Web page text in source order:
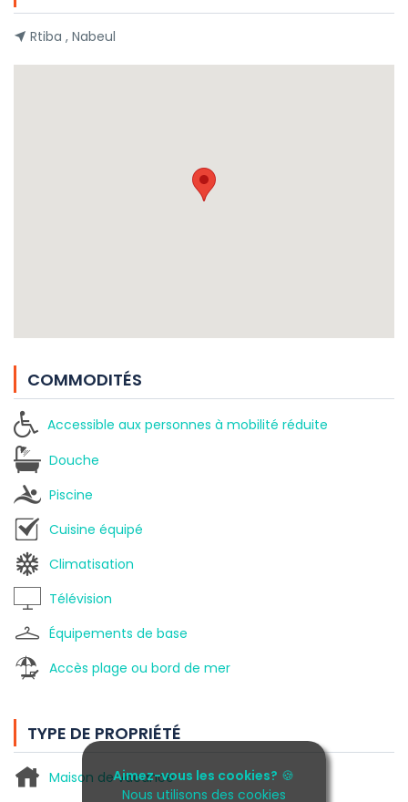
Aimez-vous les cookies? 🍪
Nous utilisons des cookies
Rtiba , Nabeul
COMMODITÉS
Accessible aux personnes à mobilité réduite
Douche
Piscine
Cuisine équipé
Climatisation
Télévision
Équipements de base
Accès plage ou bord de mer
TYPE DE PROPRIÉTÉ
Maison de vacance